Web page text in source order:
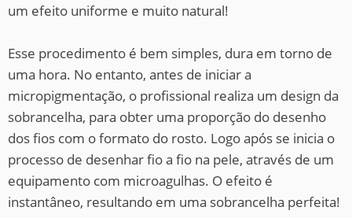
um efeito uniforme e muito natural!
Esse procedimento é bem simples, dura em torno de
uma hora. No entanto, antes de iniciar a
micropigmentação, o profissional realiza um design da
sobrancelha, para obter uma proporção do desenho
dos fios com o formato do rosto. Logo após se inicia o
processo de desenhar fio a fio na pele, através de um
equipamento com microagulhas. O efeito é
instantâneo, resultando em uma sobrancelha perfeita!